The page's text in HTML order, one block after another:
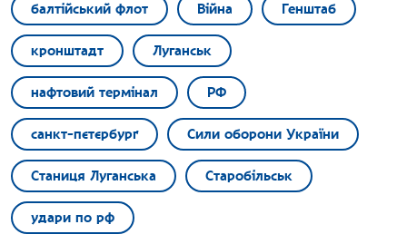
балтійський флот Війна Генштаб
кронштадт Луганськ
нафтовий термінал РФ
санкт-пєтєрбурґ Сили оборони України
Станиця Луганська Старобільськ
удари по рф